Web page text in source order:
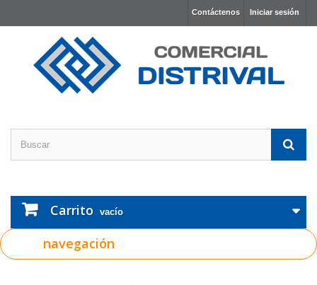
Iniciar sesión
Contáctenos
Carrito vacío
navegación